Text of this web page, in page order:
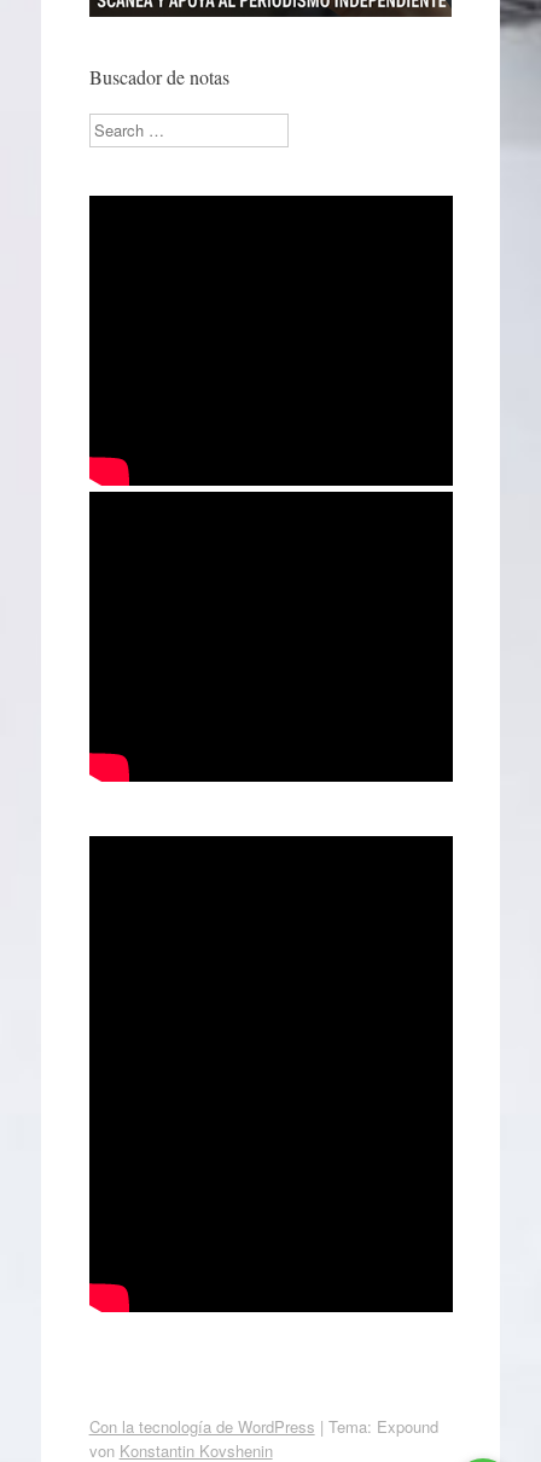
Buscador de notas
Search
Con la tecnología de WordPress | Tema: Expound
von Konstantin Kovshenin